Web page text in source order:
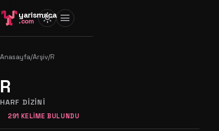
yarismaca
.com light_mode menu
Anasayfa/Arşiv/R
R
HARF DIZINI
291 KELIME BULUNDU